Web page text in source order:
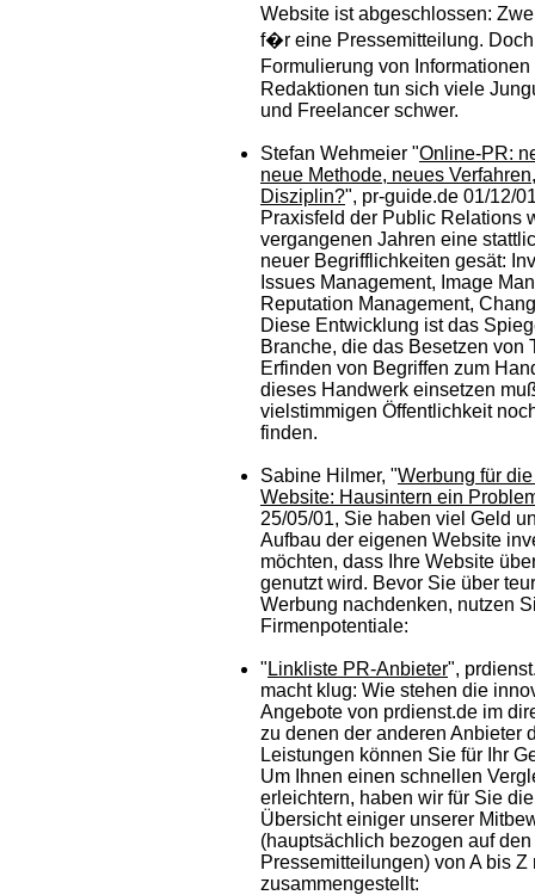
Website ist abgeschlossen:
f�r eine Pressemitteilung.
Formulierung von
Redaktionen tun sich viele
und Freelancer schwer.
Stefan Wehmeier "Online-PR:
neue Methode, neues
Disziplin?", pr-guide.de 01/12/
Praxisfeld der Public Relations
vergangenen Jahren eine
neuer Begrifflichkeiten gesät:
Issues Management, Image
Reputation Management,
Diese Entwicklung ist das
Branche, die das Besetzen von
Erfinden von Begriffen zum
dieses Handwerk einsetzen
vielstimmigen Öffentlichkeit
finden.
Sabine Hilmer, "Werbung für
Website: Hausintern ein
25/05/01, Sie haben viel Geld
Aufbau der eigenen Website
möchten, dass Ihre Website
genutzt wird. Bevor Sie über
Werbung nachdenken, nutzen
Firmenpotentiale:
" Linkliste PR-Anbieter",
macht klug: Wie stehen die
Angebote von prdienst.de im
zu denen der anderen Anbieter
Leistungen können Sie für Ihr
Um Ihnen einen schnellen
erleichtern, haben wir für Sie
Übersicht einiger unserer
(hauptsächlich bezogen auf
Pressemitteilungen) von A bis Z
zusammengestellt: